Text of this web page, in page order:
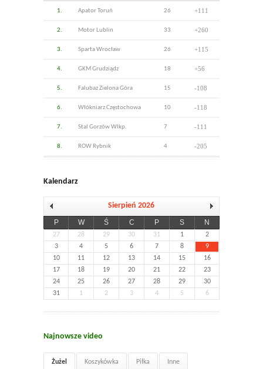
1. Apator Toruń 26 +111
2. Motor Lublin 33 +260
3. Sparta Wrocław 26 +115
4. GKM Grudziądz 18 +56
5. Falubaz Zielona Góra 15 -108
6. Włókniarz Częstochowa 10 -118
7. Stal Gorzów Wlkp. 7 -111
8. ROW Rybnik 4 -205
Kalendarz
Sierpień 2026
P W Ś C P S N
27 28 29 30 31 1
2
3
4 5 6 7 8
9
10
11 12 13 14 15
16
17
18 19 20 21 22
23
24
25 26 27 28 29
30
31
1 2 3 4 5 6
Najnowsze video
Żużel Koszykówka Piłka Inne